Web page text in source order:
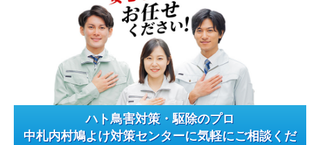
ハト鳥害対策・駆除のプロ
中札内村鳩よけ対策センターに気軽にご相談くだ